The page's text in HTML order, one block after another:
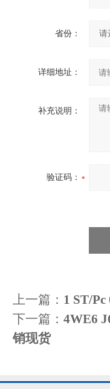
省份：
详细地址：
补充说明：
验证码：
上一篇： 1 ST/
下一篇： 4WE6
销现货